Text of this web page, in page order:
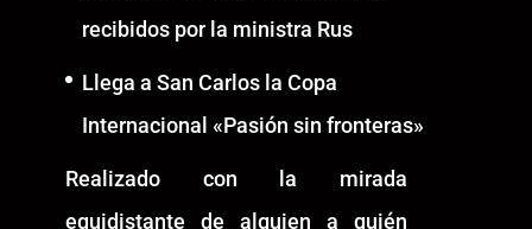
recibidos por la ministra Rus
Llega a San Carlos la Copa
Internacional «Pasión sin fronteras»
Realizado con la mirada
equidistante de alguien a quién